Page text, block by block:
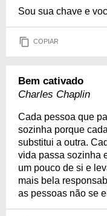
Sou sua chave e
COPIAR
Bem cativado
Charles Chaplin
Cada pessoa que
sozinha porque
substitui a outra.
vida passa sozinha
um pouco de si e
mais bela
as pessoas não se